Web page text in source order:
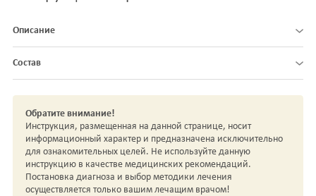
Описание
Состав
Обратите внимание!
Инструкция, размещенная на данной странице, носит
информационный характер и предназначена исключительно
для ознакомительных целей. Не используйте данную
инструкцию в качестве медицинских рекомендаций.
Постановка диагноза и выбор методики лечения
осуществляется только вашим лечащим врачом!